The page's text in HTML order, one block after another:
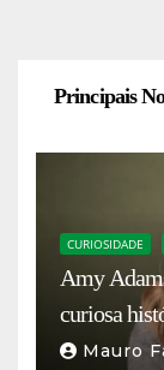
Principais
CURIOSIDADE
Amy
curiosa
Mauro